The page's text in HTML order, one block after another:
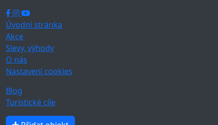
Úvodní stránka
Akce
Slevy, výhody
O nás
Nastavení cookies
Blog
Turistické cíle